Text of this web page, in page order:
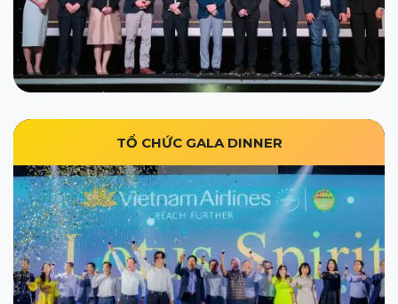
TỔ CHỨC GALA DINNER